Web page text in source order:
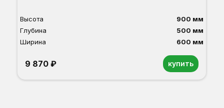
Высота
900 мм
Глубина
500 мм
Ширина
600 мм
9 870 ₽ купить